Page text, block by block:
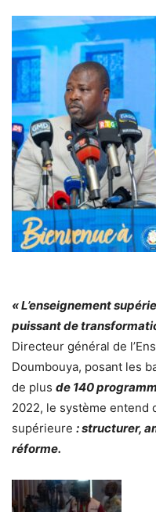
« L’enseignement
puissant de
Directeur général de
Doumbouya, posant les
de plus de 140
2022, le système entend
supérieure : structurer,
réforme.